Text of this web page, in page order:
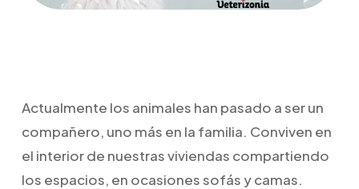
Actualmente los animales han pasado a ser un
compañero, uno más en la familia. Conviven en
el interior de nuestras viviendas compartiendo
los espacios, en ocasiones sofás y camas.